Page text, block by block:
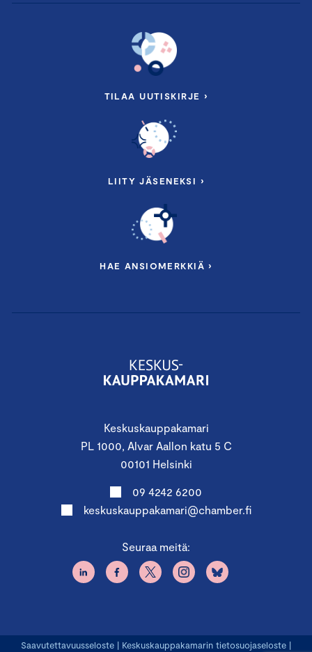
Keskuskauppakamari
PL 1000, Alvar Aallon katu 5 C
00101 Helsinki
09 4242 6200
keskuskauppakamari@chamber.fi
Seuraa meitä:
TILAA UUTISKIRJE ›
LIITY JÄSENEKSI ›
HAE ANSIOMERKKIÄ ›
Saavutettavuusseloste | Keskuskauppakamarin tietosuojaseloste |